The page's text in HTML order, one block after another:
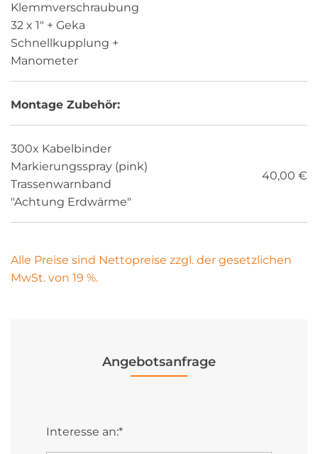
Klemmverschraubung
32 x 1" + Geka
Schnellkupplung +
Manometer
Montage Zubehör:
300x Kabelbinder
Markierungsspray (pink)
Trassenwarnband
"Achtung Erdwärme"
40,00 €
Alle Preise sind Nettopreise zzgl. der gesetzlichen
MwSt. von 19 %.
Angebotsanfrage
Interesse an:*